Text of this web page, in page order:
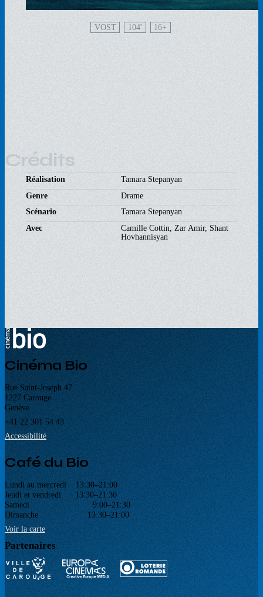
VOST 104' 16
Crédits
Réalisation
Tamara Stepanyan
Genre
Drame
Scénario
Tamara Stepanyan
Avec
Camille Cottin, Zar Amir, Shant
Hovhannisyan
Cinéma Bio
Rue Saint-Joseph 47
1227 Carouge
Genève
+41 22 301 54 43
Accessibilité
Café du Bio
Lundi au mercredi 13:30–21:00
Jeudi et vendredi 13:30–21:30
Samedi 9:00–21:30
Dimanche 13:30–21:00
Voir la carte
Partenaires